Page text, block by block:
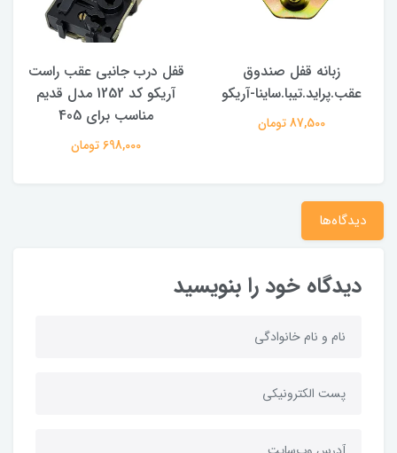
زبانه قفل صندوق
عقب.پراید.تیبا.ساینا-آریکو
87,500 تومان
قفل درب جانبی عقب راست
آریکو کد 1252 مدل قدیم
مناسب برای 405
698,000 تومان
دیدگاه‌ها
دیدگاه خود را بنویسید